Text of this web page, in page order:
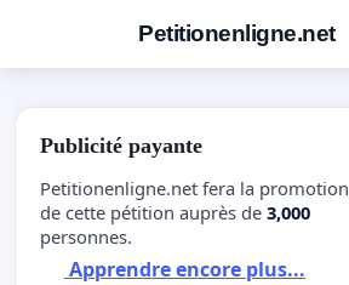
Petitionenligne.net
Publicité payante
Petitionenligne.net fera la promotion
de cette pétition auprès de 3,000
personnes.
Apprendre encore plus...